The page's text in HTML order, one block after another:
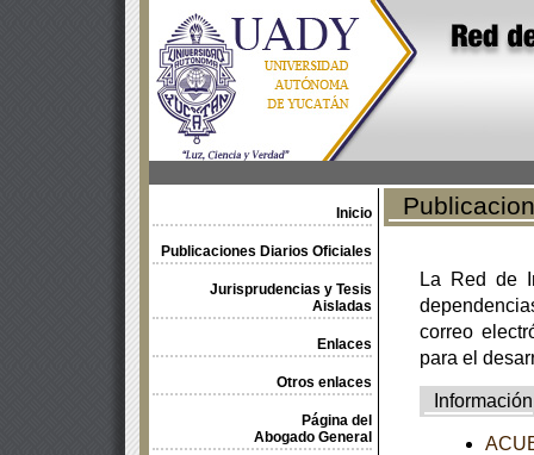
Inicio
Publicaciones Diarios Oficiales
Jurisprudencias y Tesis
Aisladas
Enlaces
Otros enlaces
Página del
Abogado General
La Red de
correo
para el
Información